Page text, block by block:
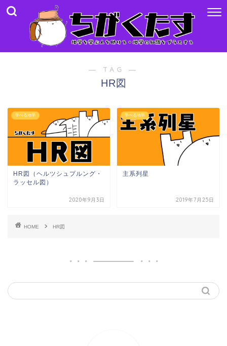
― TAG ―
HR図
学べる地学
HR図（ヘルツシュプルング・
ラッセル図）
2020年9月3日
学べる地学
主系列星
2019年7月25日
HOME HR図